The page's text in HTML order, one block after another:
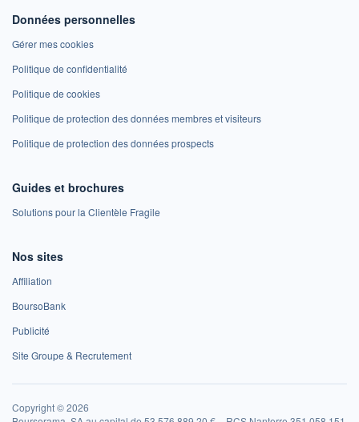
Données personnelles
Gérer mes cookies
Politique de confidentialité
Politique de cookies
Politique de protection des données membres et visiteurs
Politique de protection des données prospects
Guides et brochures
Solutions pour la Clientèle Fragile
Nos sites
Affiliation
BoursoBank
Publicité
Site Groupe & Recrutement
Copyright © 2026